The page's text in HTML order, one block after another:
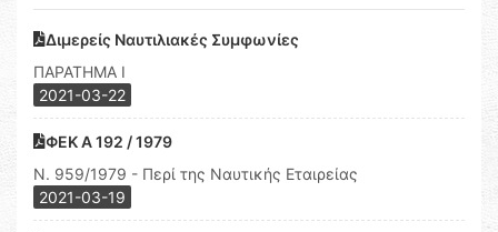
Διμερείς Ναυτιλιακές Συμφωνίες
ΠΑΡΑΤΗΜΑ Ι
2021-03-22
ΦΕΚ Α 192 / 1979
Ν. 959/1979 - Περί της Ναυτικής Εταιρείας
2021-03-19